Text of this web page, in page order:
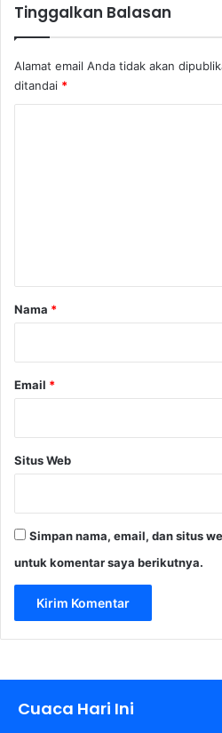
Tinggalkan Balasan
Alamat email Anda tidak akan
ditandai *
rNama *
Email *
Situs Web
Simpan nama, email, dan situs
untuk komentar saya berikutnya.
Cuaca Hari Ini